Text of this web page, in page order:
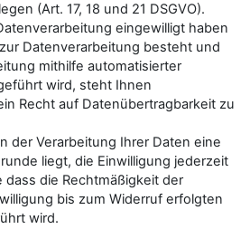
(Art. 17, 18 und 21 DSGVO).
eingewilligt haben
Datenverarbeitung besteht und
mithilfe automatisierter
wird, steht Ihnen
Recht auf Datenübertragbarkeit zu
der Verarbeitung Ihrer Daten eine
liegt, die Einwilligung jederzeit
die Rechtmäßigkeit der
bis zum Widerruf erfolgten
wird.